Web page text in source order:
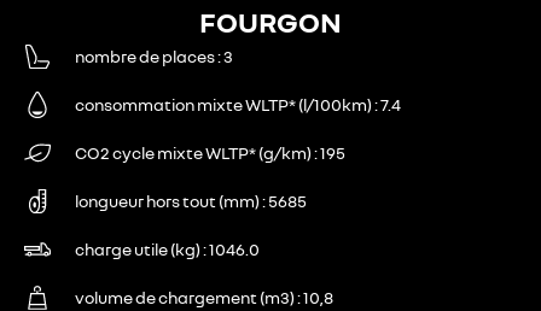
FOURGON
nombre de places 3
consommation mixte WLTP* (l/100km) 7.4
CO2 cycle mixte WLTP* (g/km) 195
longueur hors tout (mm) 5685
charge utile (kg) 1046.0
volume de chargement (m3) 10,8